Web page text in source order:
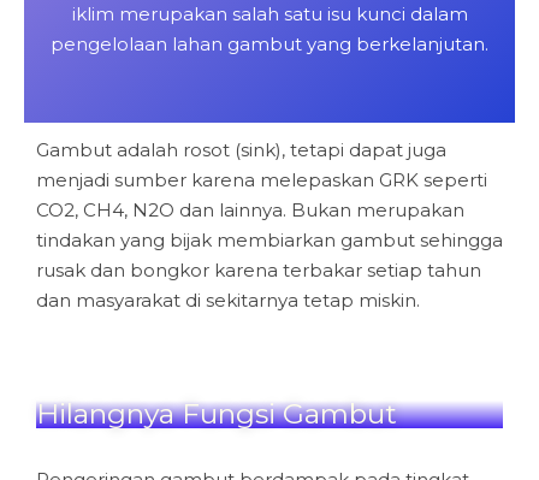
iklim merupakan salah satu isu kunci dalam
pengelolaan lahan gambut yang berkelanjutan.
Gambut adalah rosot (sink), tetapi dapat juga
menjadi sumber karena melepaskan GRK seperti
CO2, CH4, N2O dan lainnya. Bukan merupakan
tindakan yang bijak membiarkan gambut sehingga
rusak dan bongkor karena terbakar setiap tahun
dan masyarakat di sekitarnya tetap miskin.
Hilangnya Fungsi Gambut